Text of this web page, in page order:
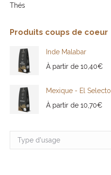
Thés
Produits coups de coeur
Inde Malabar
À partir de 10,40€
Mexique - El Selecto
À partir de 10,70€